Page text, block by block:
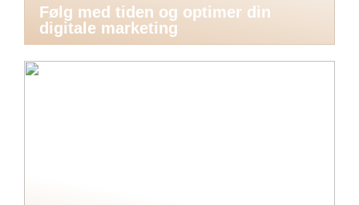
Følg med tiden og optimer din
digitale marketing